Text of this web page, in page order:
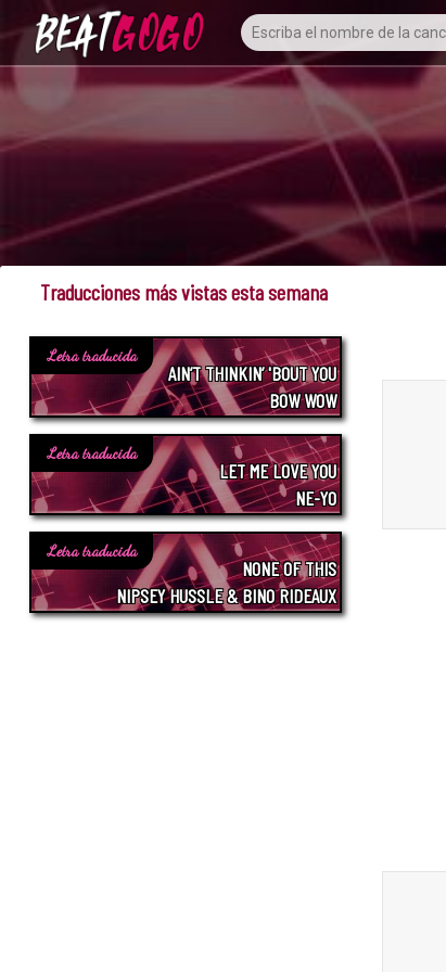
Traducciones más vistas esta semana
Letra traducida
AIN’T THINKIN’ 'BOUT YOU
BOW WOW
Letra traducida
LET ME LOVE YOU
NE-YO
Letra traducida
NONE OF THIS
NIPSEY HUSSLE & BINO RIDEAUX